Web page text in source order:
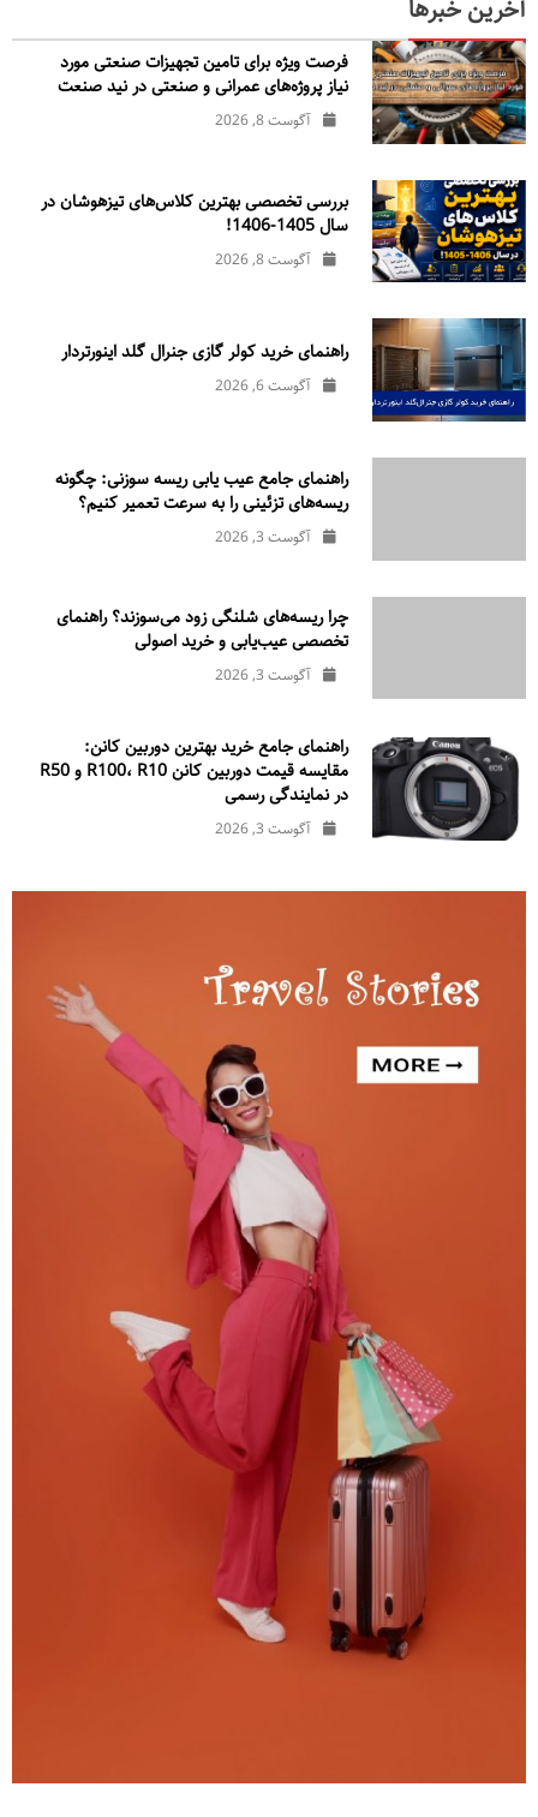
آخرین خبرها
فرصت ویژه برای تامین تجهیزات صنعتی مورد
نیاز پروژه‌های عمرانی و صنعتی در نید صنعت
آگوست 8, 2026
بررسی تخصصی بهترین کلاس‌های تیزهوشان در
سال 1405-1406!
آگوست 8, 2026
راهنمای خرید کولر گازی جنرال‌ گلد اینورتر‌دار
آگوست 6, 2026
راهنمای جامع عیب یابی ریسه سوزنی: چگونه
ریسه‌های تزئینی را به سرعت تعمیر کنیم؟
آگوست 3, 2026
چرا ریسه‌های شلنگی زود می‌سوزند؟ راهنمای
تخصصی عیب‌یابی و خرید اصولی
آگوست 3, 2026
راهنمای جامع خرید بهترین دوربین کانن:
مقایسه قیمت دوربین کانن R100، R10 و R50
در نمایندگی رسمی
آگوست 3, 2026